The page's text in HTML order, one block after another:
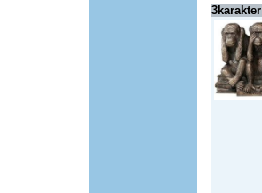
3karakter